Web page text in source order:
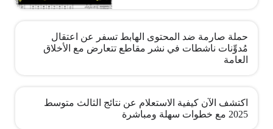
حملة صارمة ضد المحتوى الهابط تسفر عن اعتقال
مُدوِّنات ناشطات في نشر مقاطع تتعارض مع الأخلاق
العامة
اكتشف الآن كيفية الاستعلام عن نتائج الثالث متوسط
2025 مع خطوات سهلة ومباشرة